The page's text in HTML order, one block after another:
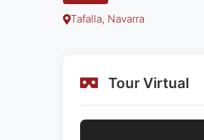
Tafalla, Navarra
Tour Virtual